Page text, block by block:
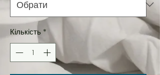
Кількість *